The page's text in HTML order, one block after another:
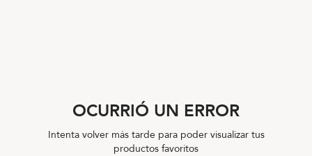
OCURRIÓ UN ERROR
Intenta volver más tarde para poder visualizar tus
productos favoritos